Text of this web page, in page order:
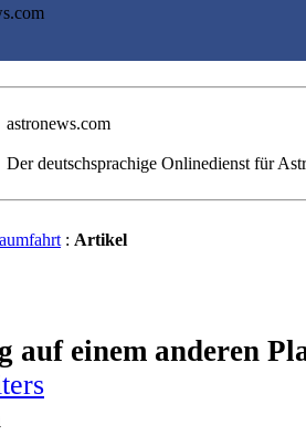
astronews.com
Der deutschsprachige Onlinedienst für
: Artikel
auf einem anderen